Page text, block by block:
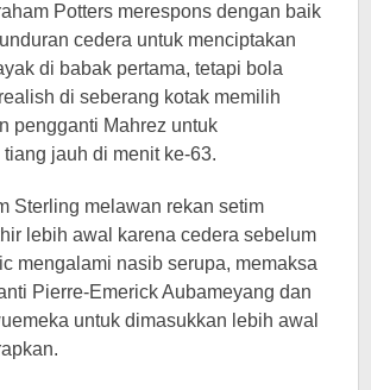
Potters merespons dengan baik
cedera untuk menciptakan
di babak pertama, tetapi bola
di seberang kotak memilih
pengganti Mahrez untuk
jauh di menit ke-63.
Sterling melawan rekan setim
lebih awal karena cedera sebelum
mengalami nasib serupa, memaksa
Pierre-Emerick Aubameyang dan
untuk dimasukkan lebih awal